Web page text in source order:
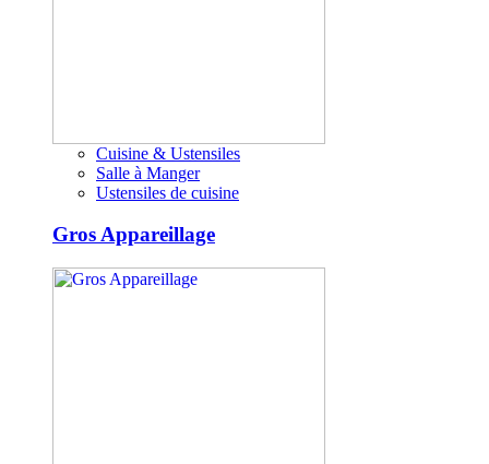
Cuisine & Ustensiles
Salle à Manger
Ustensiles de cuisine
Gros Appareillage